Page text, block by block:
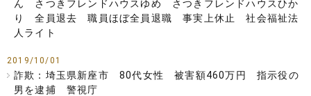
ん さつきフレンドハウスゆめ さつきフレンドハウスひか
り 全員退去 職員ほぼ全員退職 事実上休止 社会福祉法
人ライト
2019/10/01
詐欺：埼玉県新座市 80代女性 被害額460万円 指示役の
男を逮捕 警視庁